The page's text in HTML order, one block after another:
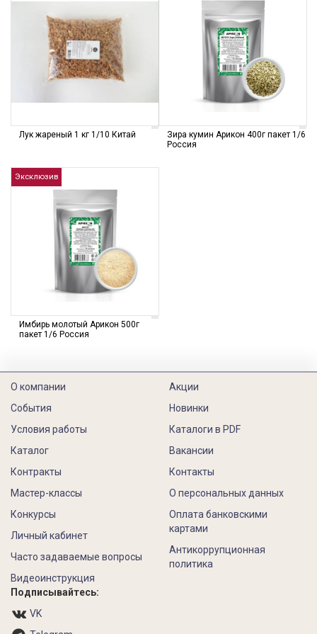
Лук жареный 1 кг 1/10 Китай
Зира кумин Арикон 400г пакет 1/6
Россия
Эксклюзив
Имбирь молотый Арикон 500г
пакет 1/6 Россия
О компании
События
Условия работы
Каталог
Контракты
Акции
Новинки
Каталоги в PDF
Вакансии
Контакты
Мастер-классы
Конкурсы
Личный кабинет
Часто задаваемые вопросы
Видеоинструкция
О персональных данных
Оплата банковскими
картами
Антикоррупционная
политика
Подписывайтесь:
VK